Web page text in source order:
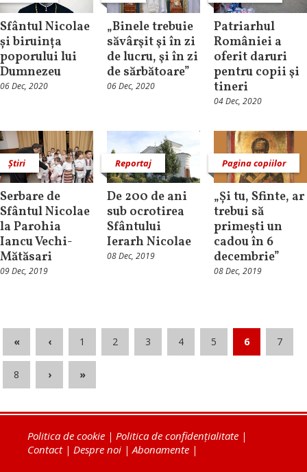
Sfântul Nicolae
și biruința
poporului lui
Dumnezeu
06 Dec, 2020
„Binele trebuie
săvârşit şi în zi
de lucru, şi în zi
de sărbătoare”
06 Dec, 2020
Patriarhul
României a
oferit daruri
pentru copii şi
tineri
04 Dec, 2020
Știri
Serbare de
Sfântul Nicolae
la Parohia
Iancu Vechi-
Mătăsari
09 Dec, 2019
Reportaj
De 200 de ani
sub ocrotirea
Sfântului
Ierarh Nicolae
08 Dec, 2019
Pagina copiilor
„Și tu, Sfinte, ar
trebui să
primești un
cadou în 6
decembrie”
08 Dec, 2019
« ‹ 1 2 3 4 5 6 7
8 › »
Politica de cookie | Politica de confidențialitate |
Contact| Despre noi |Abonamente |